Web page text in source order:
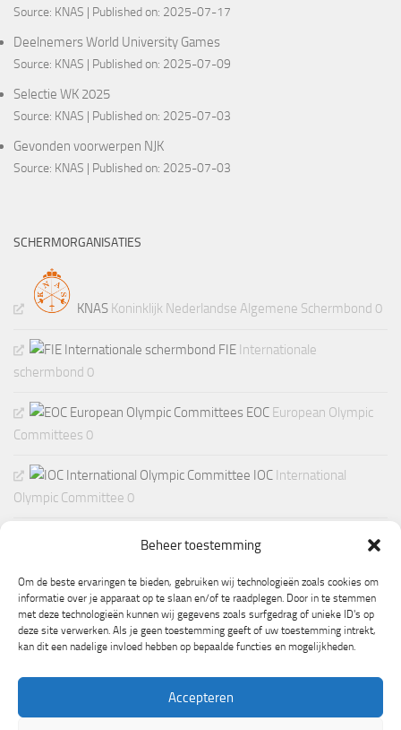
Beheer toestemming
Om de beste ervaringen te bieden, gebruiken wij technologieën zoals cookies om
informatie over je apparaat op te slaan en/of te raadplegen. Door in te stemmen
met deze technologieën kunnen wij gegevens zoals surfgedrag of unieke ID's op
deze site verwerken. Als je geen toestemming geeft of uw toestemming intrekt,
kan dit een nadelige invloed hebben op bepaalde functies en mogelijkheden.
Accepteren
Source: KNAS Published on: 2025-07-17
Deelnemers World University Games
Source: KNAS Published on: 2025-07-09
Selectie WK 2025
Source: KNAS Published on: 2025-07-03
Gevonden voorwerpen NJK
Source: KNAS Published on: 2025-07-03
SCHERMORGANISATIES
KNAS Koninklijk Nederlandse Algemene Schermbond 0
FIE Internationale
schermbond 0
EOC European Olympic
Committees 0
IOC International
Olympic Committee 0